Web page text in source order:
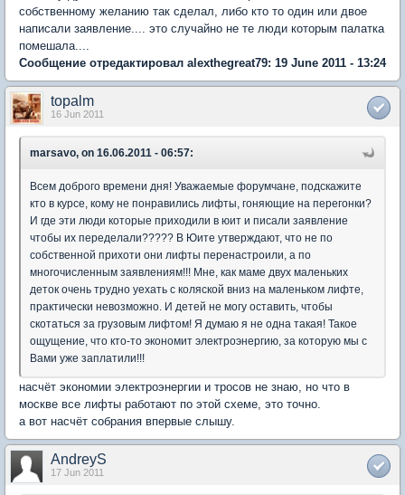
собственному желанию так сделал, либо кто то один или двое
написали заявление.... это случайно не те люди которым палатка
помешала....
Сообщение отредактировал alexthegreat79: 19 June 2011 - 13:24
topalm
16 Jun 2011
marsavo, on 16.06.2011 - 06:57:
Всем доброго времени дня! Уважаемые форумчане, подскажите
кто в курсе, кому не понравились лифты, гоняющие на перегонки?
И где эти люди которые приходили в юит и писали заявление
чтобы их переделали????? В Юите утверждают, что не по
собственной прихоти они лифты перенастроили, а по
многочисленным заявлениям!!! Мне, как маме двух маленьких
деток очень трудно уехать с коляской вниз на маленьком лифте,
практически невозможно. И детей не могу оставить, чтобы
скотаться за грузовым лифтом! Я думаю я не одна такая! Такое
ощущение, что кто-то экономит электроэнергию, за которую мы с
Вами уже заплатили!!!
насчёт экономии электроэнергии и тросов не знаю, но что в
москве все лифты работают по этой схеме, это точно.
а вот насчёт собрания впервые слышу.
AndreyS
17 Jun 2011